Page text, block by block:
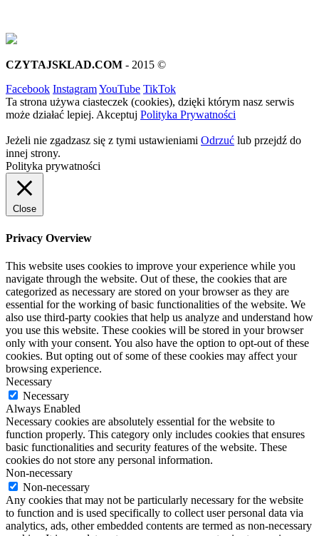
CZYTAJSKLAD.COM - 2015 ©
Facebook InstagramYouTube TikTok
Ta strona używa ciasteczek (cookies), dzięki którym nasz serwis
może działać lepiej. Akceptuj Polityka Prywatności
Jeżeli nie zgadzasz się z tymi ustawieniami Odrzuć lub przejdź do
innej strony.
Polityka prywatności
Close
Privacy Overview
This website uses cookies to improve your experience while you
navigate through the website. Out of these, the cookies that are
categorized as necessary are stored on your browser as they are
essential for the working of basic functionalities of the website. We
also use third-party cookies that help us analyze and understand how
you use this website. These cookies will be stored in your browser
only with your consent. You also have the option to opt-out of these
cookies. But opting out of some of these cookies may affect your
browsing experience.
Necessary
Necessary
Always Enabled
Necessary cookies are absolutely essential for the website to
function properly. This category only includes cookies that ensures
basic functionalities and security features of the website. These
cookies do not store any personal information.
Non-necessary
Non-necessary
Any cookies that may not be particularly necessary for the website
to function and is used specifically to collect user personal data via
analytics, ads, other embedded contents are termed as non-necessary